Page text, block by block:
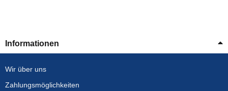
Informationen
Wir über uns
Zahlungsmöglichkeiten